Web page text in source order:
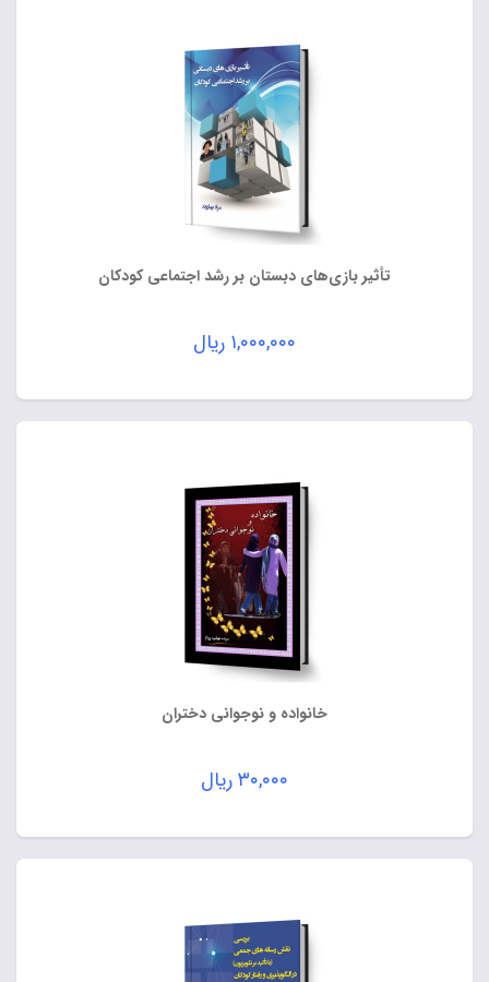
تأثیر بازی‌های دبستان بر رشد اجتماعی کودکان
۱,۰۰۰,۰۰۰ ریال
خانواده و نوجوانی دختران
۳۰,۰۰۰ریال